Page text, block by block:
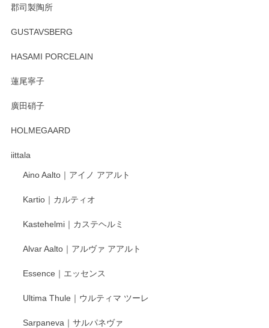
郡司製陶所
GUSTAVSBERG
HASAMI PORCELAIN
蓮尾寧子
廣田硝子
HOLMEGAARD
iittala
Aino Aalto｜アイノ アアルト
Kartio｜カルティオ
Kastehelmi｜カステヘルミ
Alvar Aalto｜アルヴァ アアルト
Essence｜エッセンス
Ultima Thule｜ウルティマ ツーレ
Sarpaneva｜サルパネヴァ